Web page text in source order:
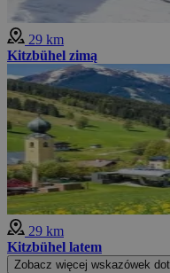
29 km
Kitzbühel zimą
29 km
Kitzbühel latem
Zobacz więcej wskazówek